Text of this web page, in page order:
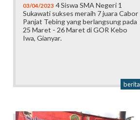
03/04/2023 4 Siswa SMA Negeri 1
Sukawati sukses meraih 7 juara Cabor
Panjat Tebing yang berlangsung pada
25 Maret - 26 Maret di GOR Kebo
Iwa, Gianyar.
berita